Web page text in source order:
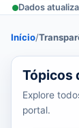
Dados
Início/
39 tópicos
Tópicos
Explore
portal.